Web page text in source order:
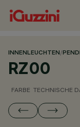
INNENLEUCHTEN/
RZ00
FARBE TECHNISCHE